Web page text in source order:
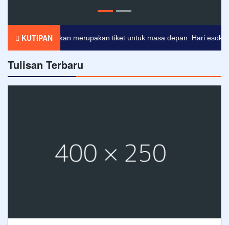
KUTIPAN
Pendidikan merupakan tiket untuk masa depan. Hari esok
Tulisan Terbaru